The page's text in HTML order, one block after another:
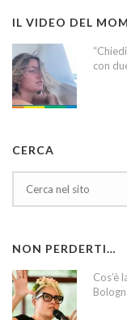
IL VIDEO DEL
con
CERCA
NON PERDERTI…
Cos’è